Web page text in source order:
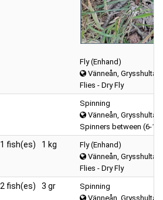
Fly (Enhand)
Vänneån,
Flies - Dry Fly
Spinning
Vänneån,
Spinners between (6-12
1 fish(es) 1 kg
Fly (Enhand)
Vänneån,
Flies - Dry Fly
2 fish(es) 3 gr
Spinning
Vänneån,